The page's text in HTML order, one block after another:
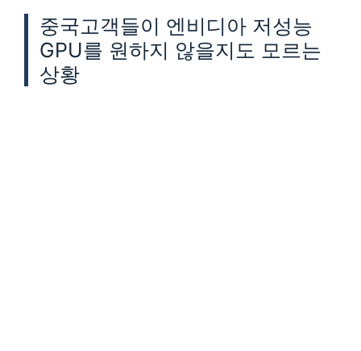
중국고객들이 엔비디아 저성능
GPU를 원하지 않을지도 모르는
상황